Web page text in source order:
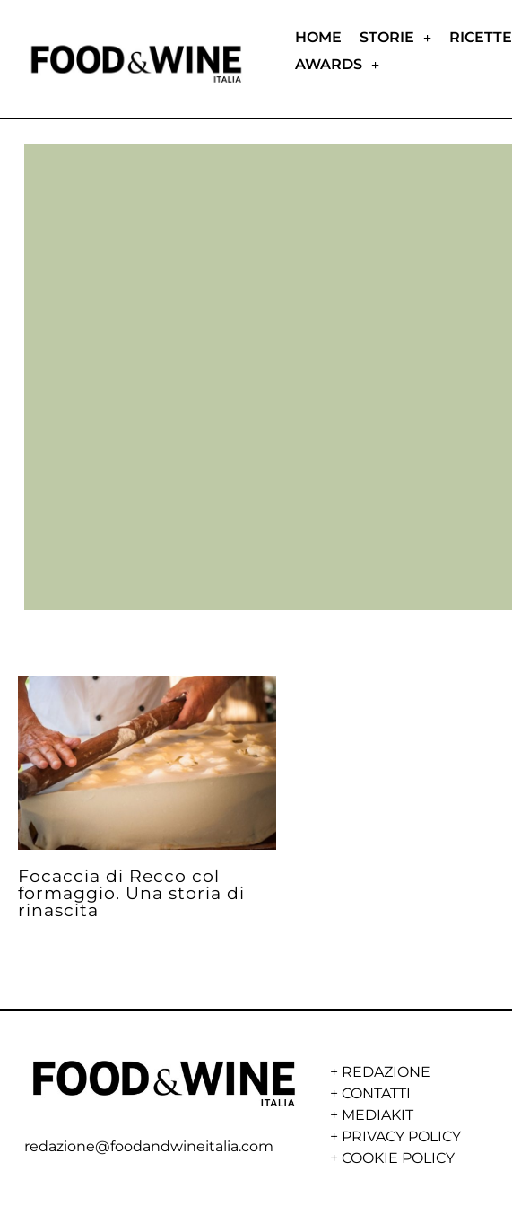
HOME STORIE RICETTE
AWARDS
Focaccia di Recco col
formaggio. Una storia di
rinascita
redazione@foodandwineitalia.com
+ REDAZIONE
+CONTATTI
+ MEDIAKIT
+ PRIVACY POLICY
+COOKIE POLICY